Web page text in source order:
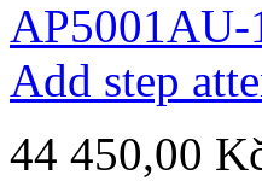
44 450,00